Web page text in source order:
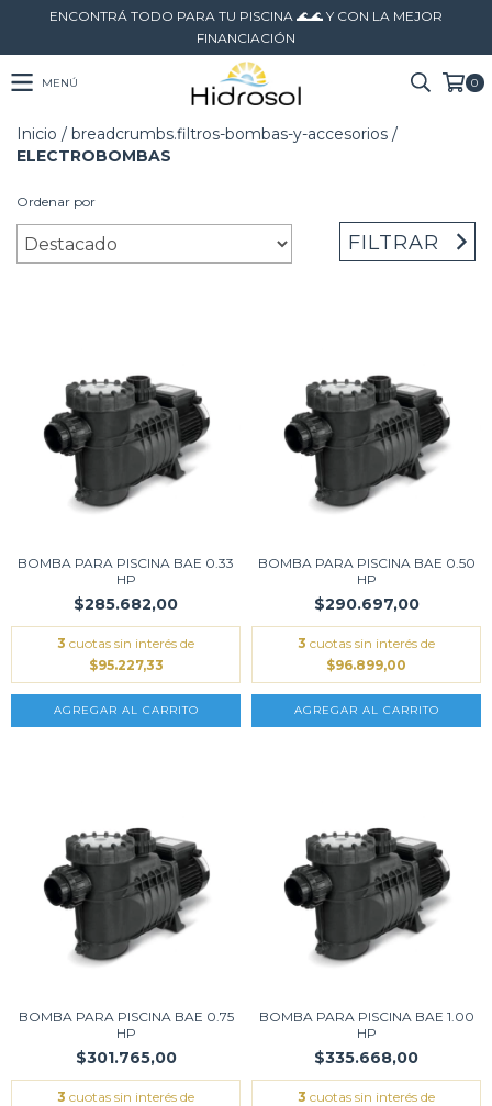
ENCONTRÁ TODO PARA TU PISCINA 🌊🌊 Y CON LA MEJOR
FINANCIACIÓN
MENÚ 0
Inicio / breadcrumbs.filtros-bombas-y-accesorios /
ELECTROBOMBAS
Ordenar por
FILTRAR
BOMBA PARA PISCINA BAE 0.33
HP
$285.682,00
3 cuotas sin interés de
$95.227,33
BOMBA PARA PISCINA BAE 0.50
HP
$290.697,00
3 cuotas sin interés de
$96.899,00
BOMBA PARA PISCINA BAE 0.75
HP
$301.765,00
3 cuotas sin interés de
BOMBA PARA PISCINA BAE 1.00
HP
$335.668,00
3 cuotas sin interés de